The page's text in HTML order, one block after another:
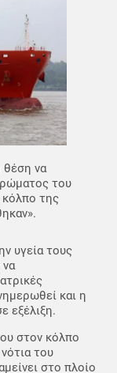
θέση να
του
κόλπο της
υγεία τους
να
και η
εξέλιξη.
στον κόλπο
του
στο πλοίο